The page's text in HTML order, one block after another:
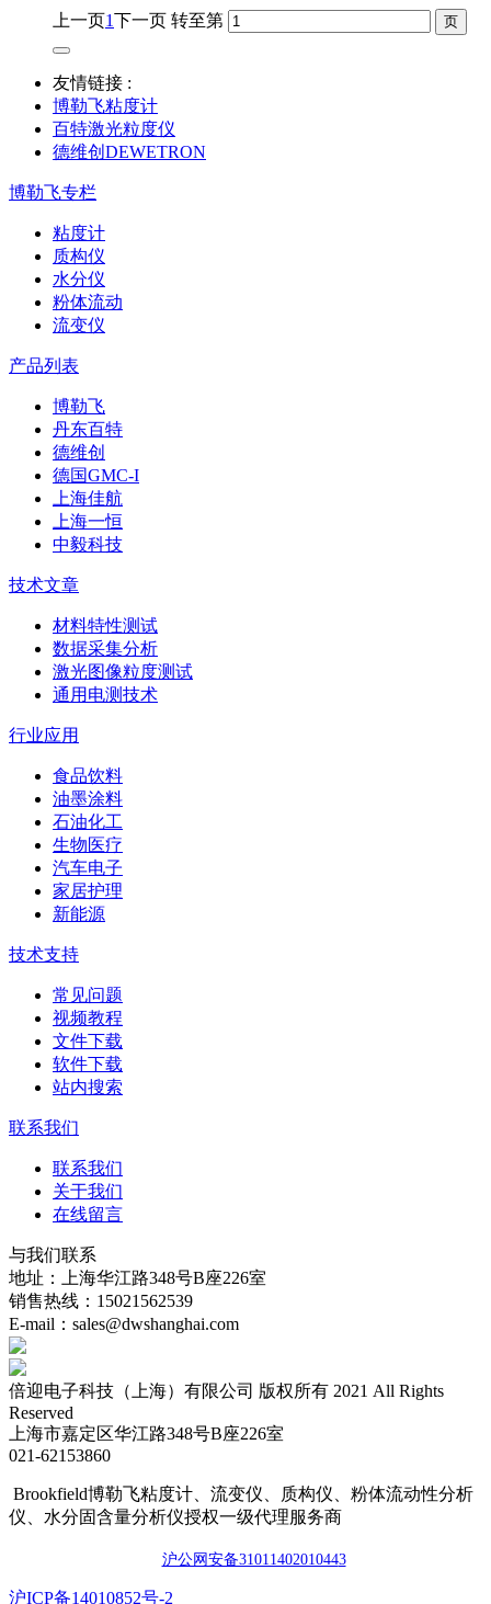
上一页1下一页 转至第
友情链接 :
博勒飞粘度计
百特激光粒度仪
德维创DEWETRON
博勒飞专栏
粘度计
质构仪
水分仪
粉体流动
流变仪
产品列表
博勒飞
丹东百特
德维创
德国GMC-I
上海佳航
上海一恒
中毅科技
技术文章
材料特性测试
数据采集分析
激光图像粒度测试
通用电测技术
行业应用
食品饮料
油墨涂料
石油化工
生物医疗
汽车电子
家居护理
新能源
技术支持
常见问题
视频教程
文件下载
软件下载
站内搜索
联系我们
联系我们
关于我们
在线留言
与我们联系
地址：上海华江路348号B座226室
销售热线：15021562539
E-mail：sales@dwshanghai.com
倍迎电子科技（上海）有限公司 版权所有 2021 All Rights
Reserved
上海市嘉定区华江路348号B座226室
021-62153860
Brookfield博勒飞粘度计、流变仪、质构仪、粉体流动性分析
仪、水分固含量分析仪授权一级代理服务商
沪公网安备31011402010443
​沪ICP备14010852号-2